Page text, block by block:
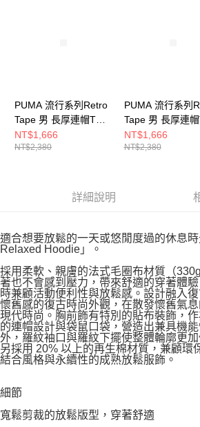
PUMA 流行系列Retro
Tape 男 長厚連帽T恤
63571887
NT$1,666
NT$2,380
PUMA 流行系列
Tape 男 長厚連帽
63571806
NT$1,666
NT$2,380
詳細說明
適合想要放鬆的一天或悠閒度過的休息
Relaxed Hoodie」。
採用柔軟、親膚的法式毛圈布材質（
著也不會感到壓力，帶來舒適的穿著體
時兼顧活動便利性與放鬆感。設計融入
懷舊感的復古時尚外觀，在散發懷舊氣
現代時尚。胸前飾有特別的貼布裝飾，
的連帽設計與袋鼠口袋，營造出兼具機
外，羅紋袖口與羅紋下擺使整體輪廓更
另採用 20% 以上的再生棉材質，兼顧環
結合風格與永續性的成熟放鬆服飾。
細節
寬鬆剪裁的放鬆版型，穿著舒適